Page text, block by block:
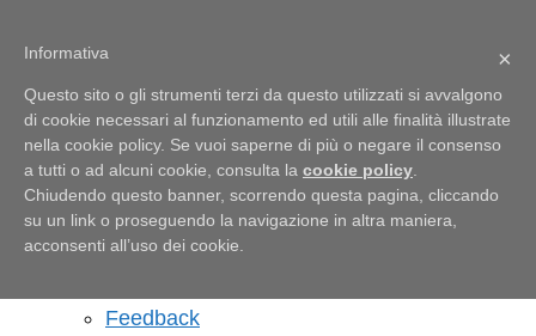
Informazioni su WordPress
Informazioni su WordPress
Partecipa
WordPress.org
Documentazione
Learn WordPress
Feedback
×
Informativa
Questo sito o gli strumenti terzi da questo utilizzati si avvalgono
di cookie necessari al funzionamento ed utili alle finalità illustrate
nella cookie policy. Se vuoi saperne di più o negare il consenso
a tutti o ad alcuni cookie, consulta la cookie policy
Chiudendo questo banner, scorrendo questa pagina, cliccando
su un link o proseguendo la navigazione in altra maniera,
acconsenti all’uso dei cookie.